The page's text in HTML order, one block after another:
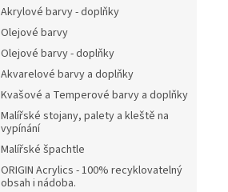
Akrylové barvy - doplňky
Olejové barvy
Olejové barvy - doplňky
Akvarelové barvy a doplňky
Kvašové a Temperové barvy a doplňky
Malířské stojany, palety a kleště na
vypínání
Malířské špachtle
ORIGIN Acrylics - 100% recyklovatelný
obsah i nádoba.